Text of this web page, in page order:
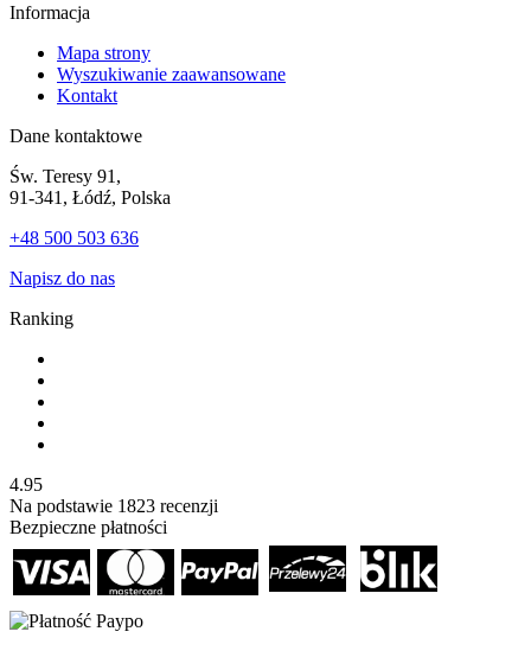
Informacja
Mapa strony
Wyszukiwanie zaawansowane
Kontakt
Dane kontaktowe
Św. Teresy 91,
91-341, Łódź, Polska
+48 500 503 636
Napisz do nas
Ranking
4.95
Na podstawie 1823 recenzji
Bezpieczne płatności